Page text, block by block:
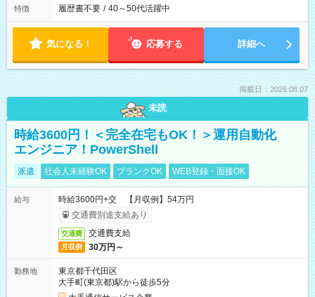
特徴 履歴書不要 / 40～50代活躍中
気になる！ 応募する 詳細へ
掲載日：2026.08.07
未読
時給3600円！＜完全在宅もOK！＞運用自動化
エンジニア！PowerShell
派遣 社会人未経験OK ブランクOK WEB登録・面接OK
給与
時給3600円+交 【月収例】54万円
交通費別途支給あり
交通費 交通費支給
月収例 30万円～
勤務地
東京都千代田区
大手町(東京都)駅から徒歩5分